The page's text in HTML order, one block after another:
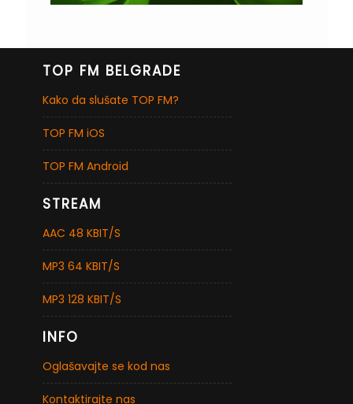
TOP FM BELGRADE
Kako da slušate TOP FM?
TOP FM iOS
TOP FM Android
STREAM
AAC 48 KBIT/S
MP3 64 KBIT/S
MP3 128 KBIT/S
INFO
Oglašavajte se kod nas
Kontaktirajte nas